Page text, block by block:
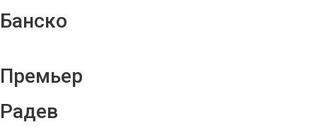
Банско
Премьер
Радев